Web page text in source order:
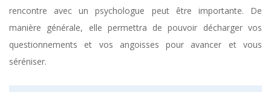
rencontre avec un psychologue peut être importante. De
manière générale, elle permettra de pouvoir décharger vos
questionnements et vos angoisses pour avancer et vous
séréniser.